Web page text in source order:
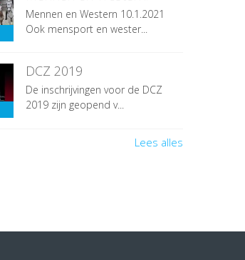
Mennen en Western 10.1.2021
Ook mensport en wester...
DCZ 2019
De inschrijvingen voor de DCZ
2019 zijn geopend v...
Lees alles